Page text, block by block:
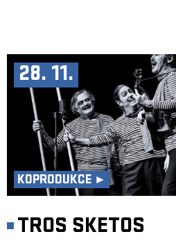
28. 11.
KOPRODUKCE ►
TROS SKETOS